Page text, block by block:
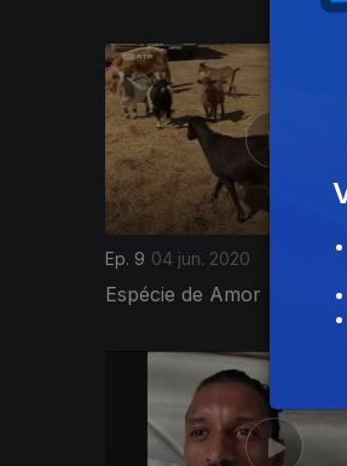
Ep. 9 04 jun. 2020
Espécie de Amor
481337